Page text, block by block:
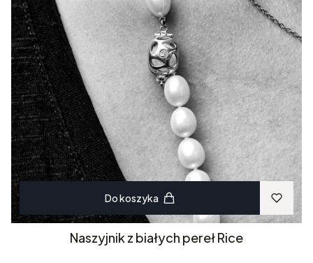
Do koszyka
Naszyjnik z białych pereł Rice